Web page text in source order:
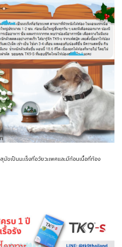
ขเป็นมะเร็งที่อวัยวะเพศและมีก้อนเนื้อที่ท้อง